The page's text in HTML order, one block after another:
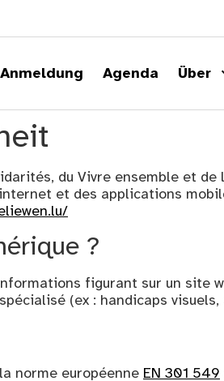
Anmeldung Agenda Über
du Vivre ensemble et de
et des applications
?
figurant sur un site
(ex : handicaps
norme européenne EN 301 549